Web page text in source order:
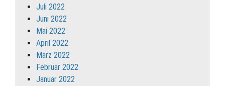
Juli 2022
Juni 2022
Mai 2022
April 2022
März 2022
Februar 2022
Januar 2022